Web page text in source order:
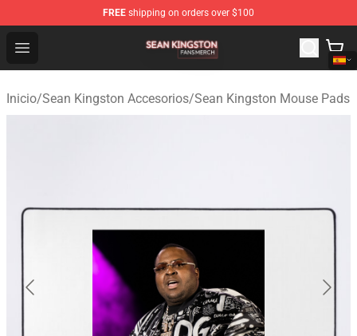
FREE shipping on orders over $100
Open menu
Sean Kingston Shop - Official Sean Kingston
Inicio/Sean Kingston Accesorios/Sean Kingston Mouse Pads